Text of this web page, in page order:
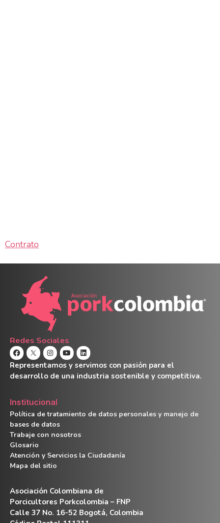
Contrato
Redes Sociales
Representamos y servimos con pasión para el
desarrollo de una industria sostenible y competitiva.
Institucional
Política de tratamiento de datos personales y manejo de
bases de datos
Trabaje con nosotros
Glosario
Atención y Servicios la Ciudadanía
Mapa del sitio
Asociación Colombiana de
Porcicultores Porkcolombia – FNP
Calle 37 No. 16-52 Bogotá, Colombia